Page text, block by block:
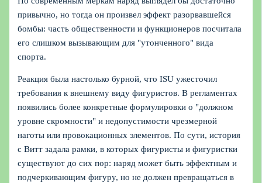
привычно, но тогда он произвел эффект разорвавшейся
бомбы: часть общественности и функционеров посчитала
его слишком вызывающим для "утонченного" вида
спорта.
Реакция была настолько бурной, что ISU ужесточил
требования к внешнему виду фигуристов. В регламентах
появились более конкретные формулировки о "должном
уровне скромности" и недопустимости чрезмерной
наготы или провокационных элементов. По сути, история
с Витт задала рамки, в которых фигуристы и фигуристки
существуют до сих пор: наряд может быть эффектным и
подчеркивающим фигуру, но не должен превращаться в